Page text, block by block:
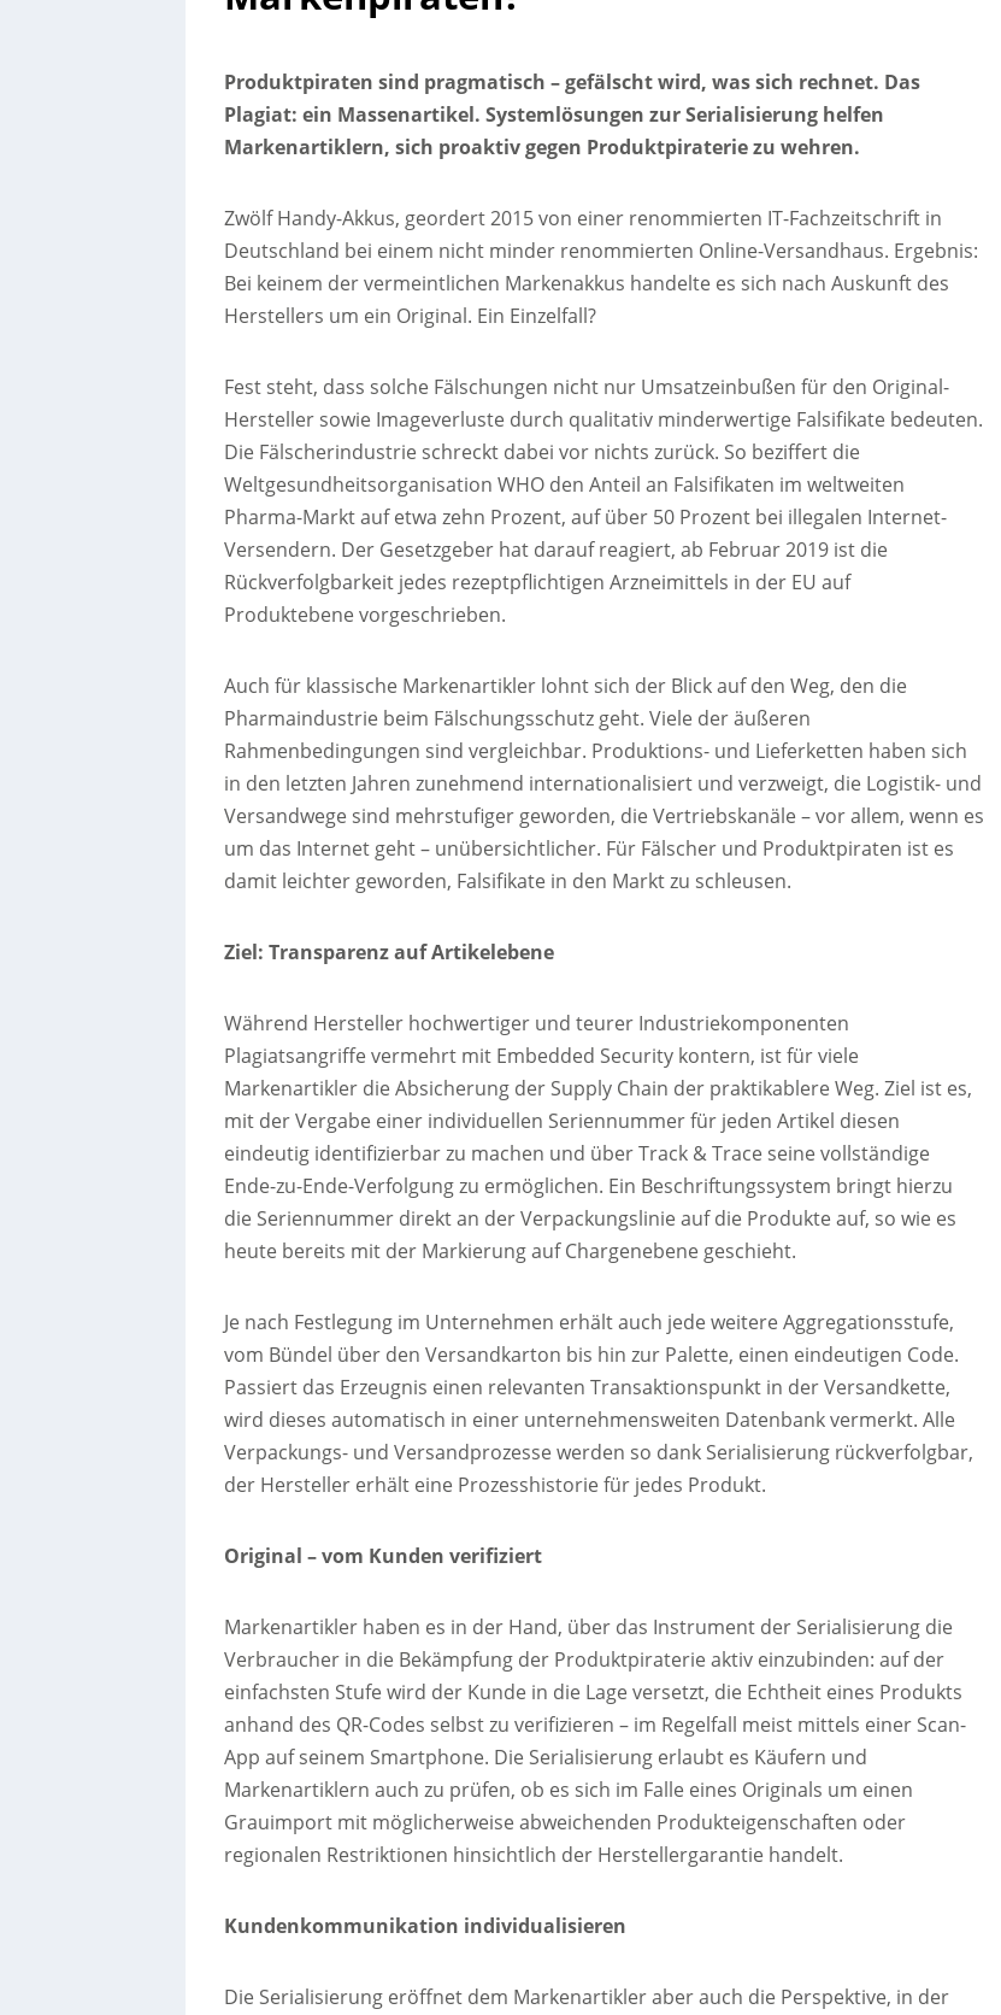
Produktpiraten sind pragmatisch – gefälscht wird, was sich rechnet. Das
Plagiat: ein Massenartikel. Systemlösungen zur Serialisierung helfen
Markenartiklern, sich proaktiv gegen Produktpiraterie zu wehren.
Zwölf Handy-Akkus, geordert 2015 von einer renommierten IT-Fachzeitschrift in
Deutschland bei einem nicht minder renommierten Online-Versandhaus. Ergebnis:
Bei keinem der vermeintlichen Markenakkus handelte es sich nach Auskunft des
Herstellers um ein Original. Ein Einzelfall?
Fest steht, dass solche Fälschungen nicht nur Umsatzeinbußen für den Original-
Hersteller sowie Imageverluste durch qualitativ minderwertige Falsifikate bedeuten.
Die Fälscherindustrie schreckt dabei vor nichts zurück. So beziffert die
Weltgesundheitsorganisation WHO den Anteil an Falsifikaten im weltweiten
Pharma-Markt auf etwa zehn Prozent, auf über 50 Prozent bei illegalen Internet-
Versendern. Der Gesetzgeber hat darauf reagiert, ab Februar 2019 ist die
Rückverfolgbarkeit jedes rezeptpflichtigen Arzneimittels in der EU auf
Produktebene vorgeschrieben.
Auch für klassische Markenartikler lohnt sich der Blick auf den Weg, den die
Pharmaindustrie beim Fälschungsschutz geht. Viele der äußeren
Rahmenbedingungen sind vergleichbar. Produktions- und Lieferketten haben sich
in den letzten Jahren zunehmend internationalisiert und verzweigt, die Logistik- und
Versandwege sind mehrstufiger geworden, die Vertriebskanäle – vor allem, wenn es
um das Internet geht – unübersichtlicher. Für Fälscher und Produktpiraten ist es
damit leichter geworden, Falsifikate in den Markt zu schleusen.
Ziel: Transparenz auf Artikelebene
Während Hersteller hochwertiger und teurer Industriekomponenten
Plagiatsangriffe vermehrt mit Embedded Security kontern, ist für viele
Markenartikler die Absicherung der Supply Chain der praktikablere Weg. Ziel ist es,
mit der Vergabe einer individuellen Seriennummer für jeden Artikel diesen
eindeutig identifizierbar zu machen und über Track & Trace seine vollständige
Ende-zu-Ende-Verfolgung zu ermöglichen. Ein Beschriftungssystem bringt hierzu
die Seriennummer direkt an der Verpackungslinie auf die Produkte auf, so wie es
heute bereits mit der Markierung auf Chargenebene geschieht.
Je nach Festlegung im Unternehmen erhält auch jede weitere Aggregationsstufe,
vom Bündel über den Versandkarton bis hin zur Palette, einen eindeutigen Code.
Passiert das Erzeugnis einen relevanten Transaktionspunkt in der Versandkette,
wird dieses automatisch in einer unternehmensweiten Datenbank vermerkt. Alle
Verpackungs- und Versandprozesse werden so dank Serialisierung rückverfolgbar,
der Hersteller erhält eine Prozesshistorie für jedes Produkt.
Original – vom Kunden verifiziert
Markenartikler haben es in der Hand, über das Instrument der Serialisierung die
Verbraucher in die Bekämpfung der Produktpiraterie aktiv einzubinden: auf der
einfachsten Stufe wird der Kunde in die Lage versetzt, die Echtheit eines Produkts
anhand des QR-Codes selbst zu verifizieren – im Regelfall meist mittels einer Scan-
App auf seinem Smartphone. Die Serialisierung erlaubt es Käufern und
Markenartiklern auch zu prüfen, ob es sich im Falle eines Originals um einen
Grauimport mit möglicherweise abweichenden Produkteigenschaften oder
regionalen Restriktionen hinsichtlich der Herstellergarantie handelt.
Kundenkommunikation individualisieren
Die Serialisierung eröffnet dem Markenartikler aber auch die Perspektive, in der